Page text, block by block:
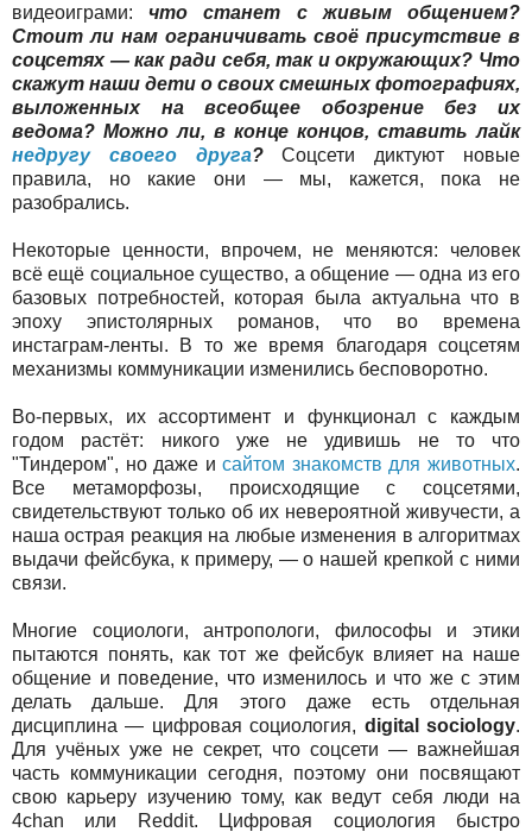
видеоиграми:что станет с живым общением?
Стоит ли нам ограничивать своё присутствие в
соцсетях — как ради себя, так и окружающих? Что
скажут наши дети о своих смешных фотографиях,
выложенных на всеобщее обозрение без их
ведома? Можно ли, в конце концов, ставить лайк
недругу своего друга?Соцсети диктуют новые
правила, но какие они — мы, кажется, пока не
разобрались.
Некоторые ценности, впрочем, не меняются: человек
всё ещё социальное существо, а общение — одна из его
базовых потребностей, которая была актуальна что в
эпоху эпистолярных романов, что во времена
инстаграм-ленты. В то же время благодаря соцсетям
механизмы коммуникации изменились бесповоротно.
Во-первых, их ассортимент и функционал с каждым
годом растёт: никого уже не удивишь не то что
"Тиндером", но даже исайтом знакомств для животных.
Все метаморфозы, происходящие с соцсетями,
свидетельствуют только об их невероятной живучести, а
наша острая реакция на любые изменения в алгоритмах
выдачи фейсбука, к примеру, — о нашей крепкой с ними
связи.
Многие социологи, антропологи, философы и этики
пытаются понять, как тот же фейсбук влияет на наше
общение и поведение, что изменилось и что же с этим
делать дальше. Для этого даже есть отдельная
дисциплина — цифровая социология, digital sociology.
Для учёных уже не секрет, что соцсети — важнейшая
часть коммуникации сегодня, поэтому они посвящают
свою карьеру изучению тому, как ведут себя люди на
4chan или Reddit. Цифровая социология быстро